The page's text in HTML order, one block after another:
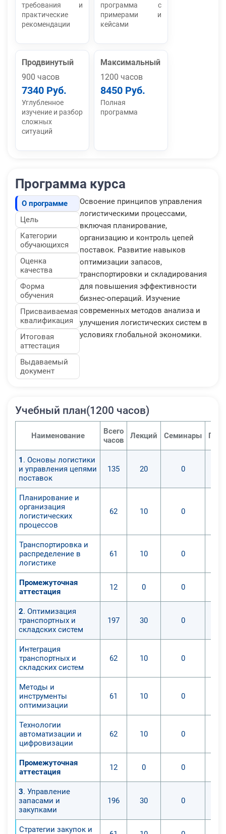
требования и
практические
рекомендации
программа с
примерами и
кейсами
Продвинутый
900 часов
7340 Руб.
Углубленное
изучение и разбор
сложных
ситуаций
Максимальный
1200 часов
8450 Руб.
Полная
программа
Программа курса
О программе
Цель
Категории
обучающихся
Оценка
качества
Форма
обучения
Присваиваемая
квалификация
Итоговая
аттестация
Выдаваемый
документ
Освоение принципов управления
логистическими процессами,
включая планирование,
организацию и контроль цепей
поставок. Развитие навыков
оптимизации запасов,
транспортировки и складирования
для повышения эффективности
бизнес-операций. Изучение
современных методов анализа и
улучшения логистических систем в
условиях глобальной экономики.
Учебный план(1200 часов)
Наименование
Всего
часов
Лекций Семинары
1 . Основы логистики
и управления цепями
поставок
135 20 0
Планирование и
организация
логистических
процессов
62 10 0
Транспортировка и
распределение в
логистике
61 10 0
Промежуточная
аттестация
12 0 0
2. Оптимизация
транспортных и
складских систем
197 30 0
Интеграция
транспортных и
складских систем
62 10 0
Методы и
инструменты
оптимизации
61 10 0
Технологии
автоматизации и
цифровизации
62 10 0
Промежуточная
аттестация
12 0 0
3. Управление
запасами и
закупками
196 30 0
Стратегии закупок и